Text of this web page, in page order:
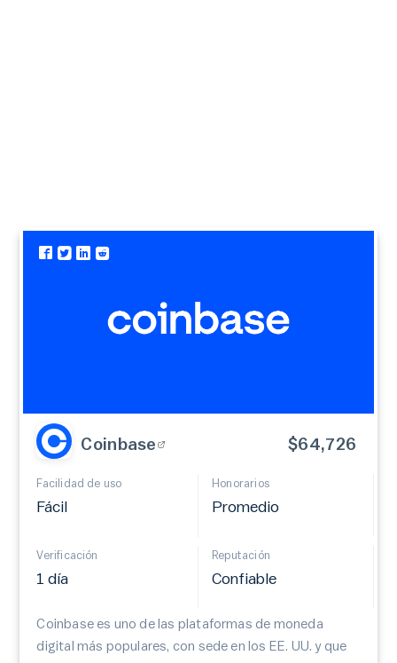
Coinbase $64,726
Facilidad de uso
Fácil
Honorarios
Promedio
Verificación
1 día
Reputación
Confiable
Coinbase es uno de las plataformas de moneda
digital más populares, con sede en los EE. UU. y que